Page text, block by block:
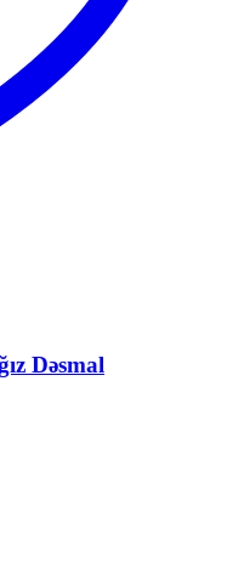
Dəsmal